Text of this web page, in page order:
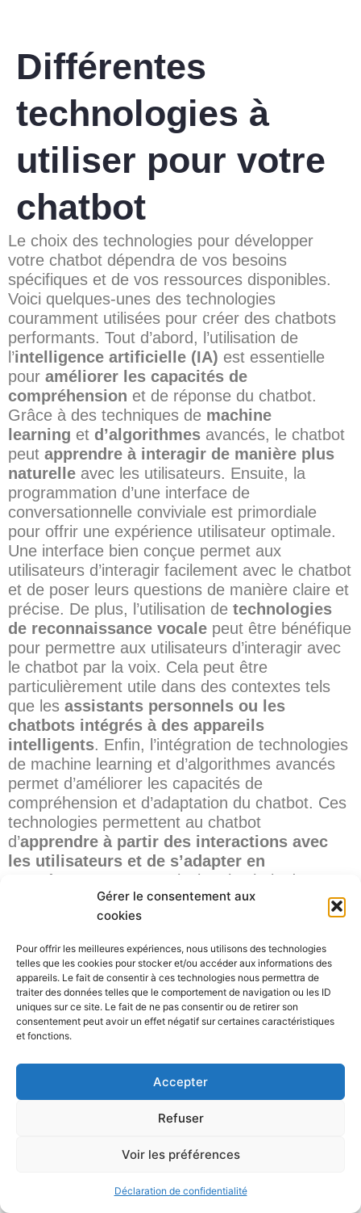
Gérer le consentement aux
cookies
Pour offrir les meilleures expériences, nous utilisons des technologies
telles que les cookies pour stocker et/ou accéder aux informations des
appareils. Le fait de consentir à ces technologies nous permettra de
traiter des données telles que le comportement de navigation ou les ID
uniques sur ce site. Le fait de ne pas consentir ou de retirer son
consentement peut avoir un effet négatif sur certaines caractéristiques
et fonctions.
Accepter
Refuser
Voir les préférences
Déclaration de confidentialité
Différentes
technologies à
utiliser pour votre
chatbot
Le choix des technologies pour développer
votre chatbot dépendra de vos besoins
spécifiques et de vos ressources disponibles.
Voici quelques-unes des technologies
couramment utilisées pour créer des chatbots
performants. Tout d’abord, l’utilisation de
l’intelligence artificielle (IA) est essentielle
pour améliorer les capacités de
compréhension et de réponse du chatbot.
Grâce à des techniques de machine
learning et d’algorithmes avancés, le chatbot
peut apprendre à interagir de manière plus
naturelle avec les utilisateurs. Ensuite, la
programmation d’une interface de
conversationnelle conviviale est primordiale
pour offrir une expérience utilisateur optimale.
Une interface bien conçue permet aux
utilisateurs d’interagir facilement avec le chatbot
et de poser leurs questions de manière claire et
précise. De plus, l’utilisation de technologies
de reconnaissance vocale peut être bénéfique
pour permettre aux utilisateurs d’interagir avec
le chatbot par la voix. Cela peut être
particulièrement utile dans des contextes tels
que les assistants personnels ou les
chatbots intégrés à des appareils
intelligents. Enfin, l’intégration de technologies
de machine learning et d’algorithmes avancés
permet d’améliorer les capacités de
compréhension et d’adaptation du chatbot. Ces
technologies permettent au chatbot
d’apprendre à partir des interactions avec
les utilisateurs et de s’adapter en
conséquence
. En conclusion, le choix des
technologies pour votre chatbot doit prendre en
compte l’intelligence artificielle, la
conversationnelle conviviale, l’utilisation de la
reconnaissance vocale et l’intégration de
techniques de machine learning et d’algorithmes
avancés. En utilisant ces technologies de
manière appropriée, vous pourrez créer un
Chatbots métier, assistants
personnels et chatbots média
différents domaines et avoir des fonctionnalités